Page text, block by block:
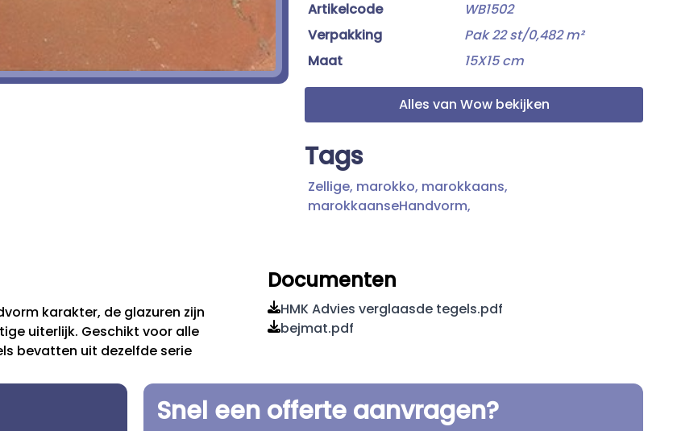
Artikelcode
WB1502
Verpakking
Pak 22 st/0,482 m²
Maat
15X15 cm
Alles van Wow bekijken
Tags
Zellige, marokko, marokkaans,
marokkaanseHandvorm,
karakter, de glazuren zijn
uiterlijk. Geschikt voor alle
bevatten uit dezelfde serie
Documenten
HMK Advies verglaasde tegels.pdf
bejmat.pdf
Snel een offerte aanvragen?